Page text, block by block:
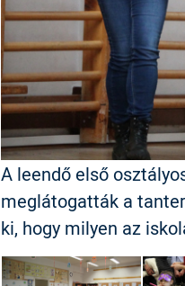
A leendő első
meglátogatták a
ki, hogy milyen az